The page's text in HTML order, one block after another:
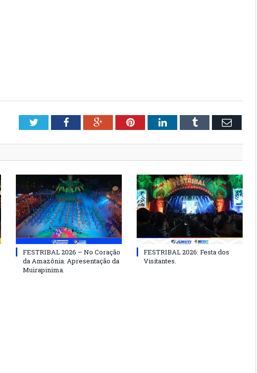
TwitterFacebookGoogle+PinterestLinkedInTumblr Email
FESTRIBAL 2026 – No Coração
da Amazônia. Apresentação da
Muirapinima.
FESTRIBAL 2026: Festa dos
Visitantes.